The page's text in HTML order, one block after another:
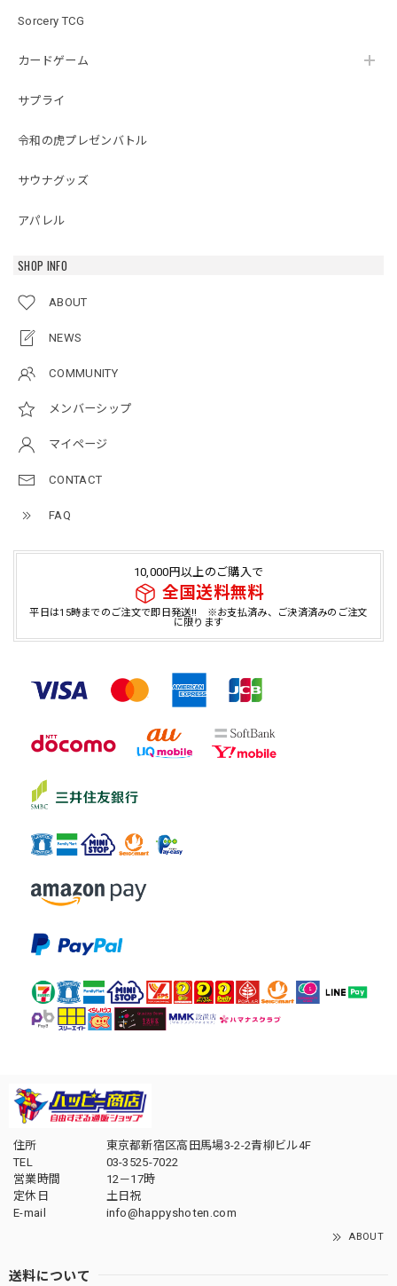
Sorcery TCG
カードゲーム
サプライ
令和の虎プレゼンバトル
サウナグッズ
アパレル
SHOP INFO
ABOUT
NEWS
COMMUNITY
メンバーシップ
マイページ
CONTACT
FAQ
10,000円以上のご購入で
全国送料無料
平日は15時までのご注文で即日発送!! ※お支払済み、ご決済済みのご注文
に限ります
住所
東京都新宿区高田馬場3-2-2青柳ビル4F
TEL
03-3525-7022
営業時間
12－17時
定休日
土日祝
E-mail
info@happyshoten.com
ABOUT
送料について